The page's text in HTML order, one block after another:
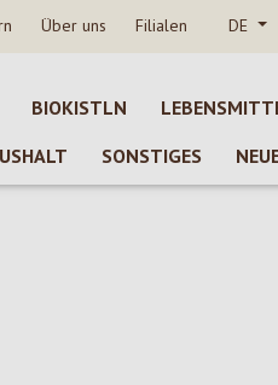
Über uns Filialen DE
BIOKISTLN
SONSTIGES